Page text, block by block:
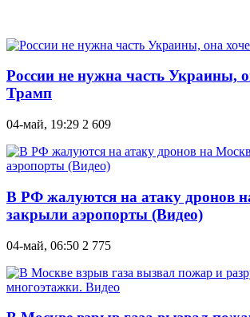
России не нужна часть Украины,
Трамп
04-май, 19:29 2 609
В РФ жалуются на атаку дронов
закрыли аэропорты (Видео)
04-май, 06:50 2 775